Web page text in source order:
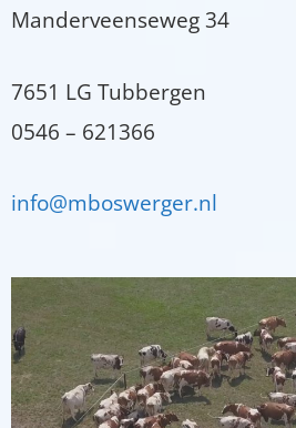
Manderveenseweg 34
7651 LG Tubbergen
0546 – 621366
info@mboswerger.nl